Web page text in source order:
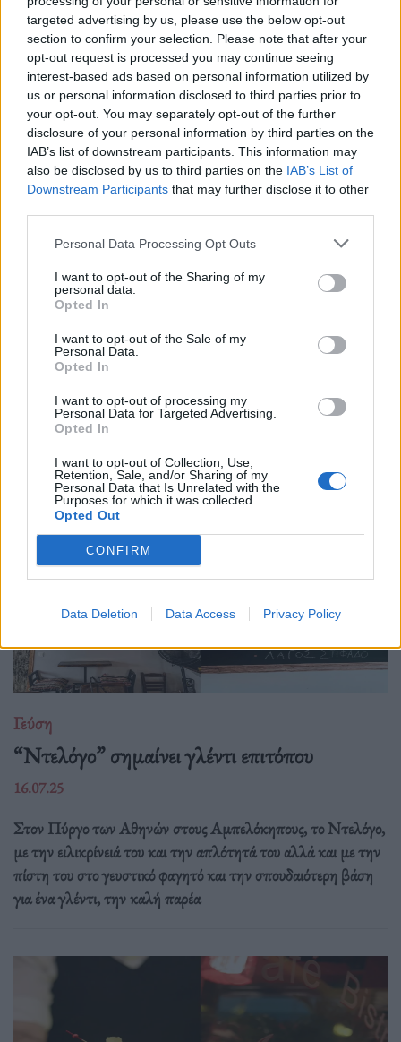
targeted advertising by us, please use the below opt-out
section to confirm your selection. Please note that after your
opt-out request is processed you may continue seeing
interest-based ads based on personal information utilized by
us or personal information disclosed to third parties prior to
your opt-out. You may separately opt-out of the further
disclosure of your personal information by third parties on the
IAB’s list of downstream participants. This information may
also be disclosed by us to third parties on the IAB’s List of
Downstream Participants that may further disclose it to other
Personal Data Processing Opt Outs
I want to opt-out of the Sharing of my
personal data.
Opted In
I want to opt-out of the Sale of my
Personal Data.
Opted In
I want to opt-out of processing my
Personal Data for Targeted Advertising.
Opted In
I want to opt-out of Collection, Use,
Retention, Sale, and/or Sharing of my
Personal Data that Is Unrelated with the
Purposes for which it was collected.
Opted Out
CONFIRM
Data Deletion Data Access Privacy Policy
Λινού Σουμπάσης και Σία: Η απλότητα σαν
καινοτομία
02.08.25
café - bars που απλώνονται σε σειρά, το εστιατόριο με το
περίεργο όνομα "Λινού Σουμπάσης και Σία" ξεχωρίζει για τον
σπάνιο συνδυασμό ιδιορρυθμία
Γεύση
“Ντελόγο” σημαίνει γλέντι επιτόπου
16.07.25
Στον Πύργο των Αθηνών στους Αμπελόκηπους, το Ντελόγο,
με την ειλικρίνειά του και την απλότητά του αλλά και με την
πίστη του στο γευστικό φαγητό και την σπουδαιότερη βάση
για ένα γλέντι, την καλή παρέα